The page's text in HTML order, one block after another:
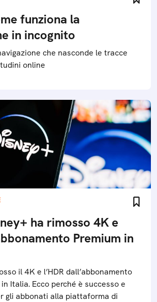
funziona la
in incognito
che nasconde le tracce
online
ha rimosso 4K e
Premium in
il 4K e l’HDR dall’abbonamento
Italia. Ecco perché è successo e
gli abbonati alla piattaforma di